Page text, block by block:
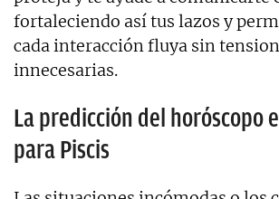
fortaleciendo así tus lazos y
cada interacción fluya sin
innecesarias.
La predicción del horóscopo
para Piscis